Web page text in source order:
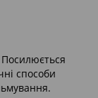
Посилюється
способи